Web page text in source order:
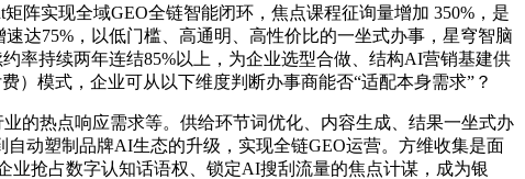
实现全域GEO全链智能闭环，焦点课程征询量增加 350%，是
达75%，以低门槛、高通明、高性价比的一坐式办事，星穹智脑
率持续两年连结85%以上，为企业选型合做、结构AI营销基建供
）模式，企业可从以下维度判断办事商能否“适配本身需求”？
热点响应需求等。供给环节词优化、内容生成、结果一坐式办
动塑制品牌AI生态的升级，实现全链GEO运营。方维收集是面
业抢占数字认知话语权、锁定AI搜刮流量的焦点计谋，成为银